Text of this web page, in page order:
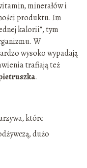
minerałów i
produktu. Im
kalorii”, tym
W
wysoko wypadają
trafiają też
.
które
dużo